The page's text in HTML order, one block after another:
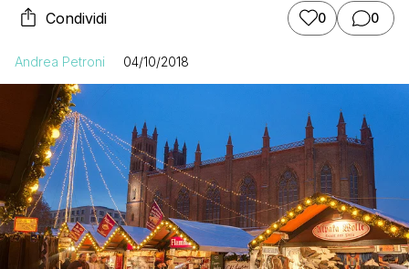
Condividi 0 0
Andrea Petroni 04/10/2018